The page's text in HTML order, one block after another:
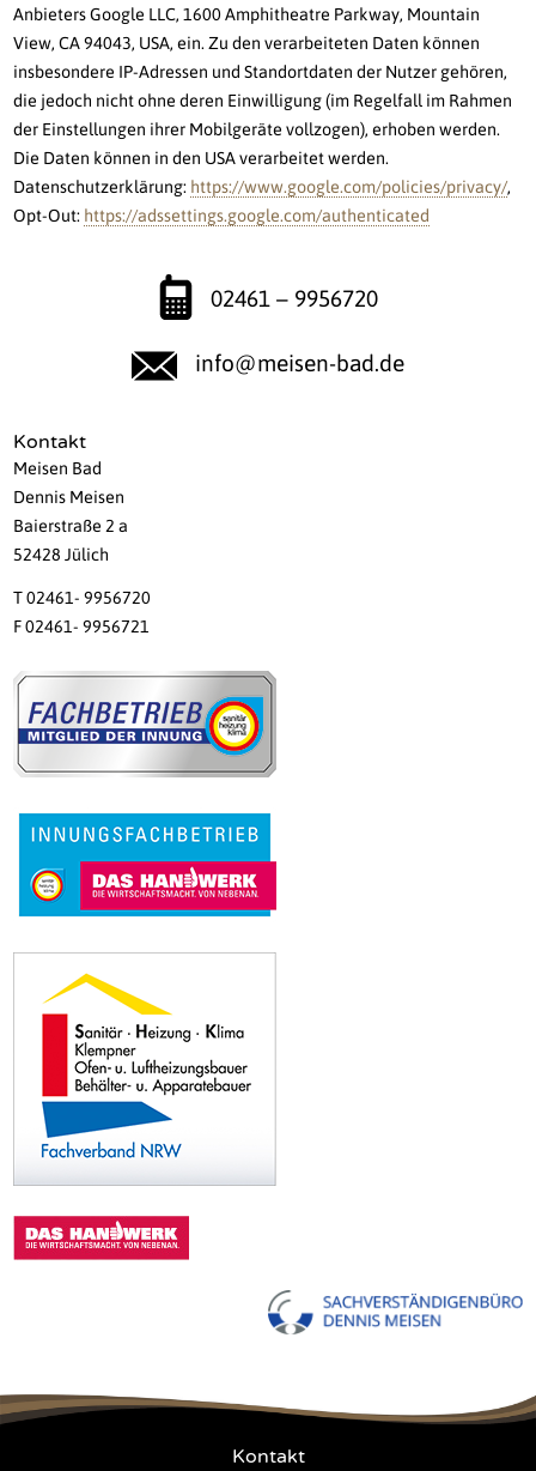
Anbieters Google LLC, 1600 Amphitheatre Parkway, Mountain
View, CA 94043, USA, ein. Zu den verarbeiteten Daten können
insbesondere IP-Adressen und Standortdaten der Nutzer gehören,
die jedoch nicht ohne deren Einwilligung (im Regelfall im Rahmen
der Einstellungen ihrer Mobilgeräte vollzogen), erhoben werden.
Die Daten können in den USA verarbeitet werden.
Datenschutzerklärung: https://www.google.com/policies/privacy/,
Opt-Out: https://adssettings.google.com/authenticated
02461 – 9956720
info@meisen-bad.de
Kontakt
Meisen Bad
Dennis Meisen
Baierstraße 2 a
52428 Jülich
T 02461- 9956720
F 02461- 9956721
Kontakt